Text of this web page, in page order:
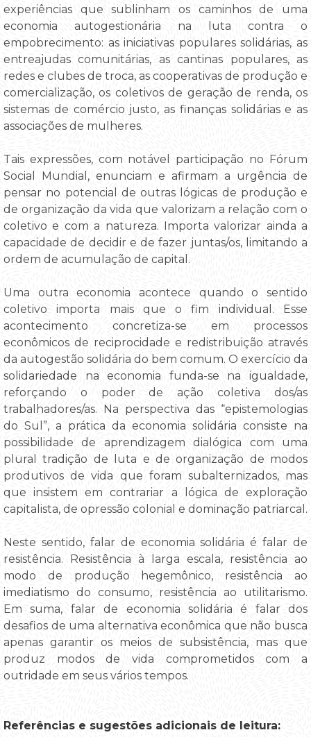
experiências que sublinham os caminhos de uma
economia autogestionária na luta contra o
empobrecimento: as iniciativas populares solidárias, as
entreajudas comunitárias, as cantinas populares, as
redes e clubes de troca, as cooperativas de produção e
comercialização, os coletivos de geração de renda, os
sistemas de comércio justo, as finanças solidárias e as
associações de mulheres.
Tais expressões, com notável participação no Fórum
Social Mundial, enunciam e afirmam a urgência de
pensar no potencial de outras lógicas de produção e
de organização da vida que valorizam a relação com o
coletivo e com a natureza. Importa valorizar ainda a
capacidade de decidir e de fazer juntas/os, limitando a
ordem de acumulação de capital.
Uma outra economia acontece quando o sentido
coletivo importa mais que o fim individual. Esse
acontecimento concretiza-se em processos
econômicos de reciprocidade e redistribuição através
da autogestão solidária do bem comum. O exercício da
solidariedade na economia funda-se na igualdade,
reforçando o poder de ação coletiva dos/as
trabalhadores/as. Na perspectiva das “epistemologias
do Sul”, a prática da economia solidária consiste na
possibilidade de aprendizagem dialógica com uma
plural tradição de luta e de organização de modos
produtivos de vida que foram subalternizados, mas
que insistem em contrariar a lógica de exploração
capitalista, de opressão colonial e dominação patriarcal.
Neste sentido, falar de economia solidária é falar de
resistência. Resistência à larga escala, resistência ao
modo de produção hegemônico, resistência ao
imediatismo do consumo, resistência ao utilitarismo.
Em suma, falar de economia solidária é falar dos
desafios de uma alternativa econômica que não busca
apenas garantir os meios de subsistência, mas que
produz modos de vida comprometidos com a
outridade em seus vários tempos.
Referências e sugestões adicionais de leitura: